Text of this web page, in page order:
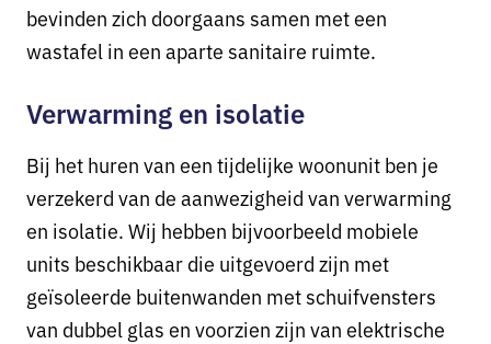
bevinden zich doorgaans samen met een
wastafel in een aparte sanitaire ruimte.
Verwarming en isolatie
Bij het huren van een tijdelijke woonunit ben je
verzekerd van de aanwezigheid van verwarming
en isolatie. Wij hebben bijvoorbeeld mobiele
units beschikbaar die uitgevoerd zijn met
geïsoleerde buitenwanden met schuifvensters
van dubbel glas en voorzien zijn van elektrische